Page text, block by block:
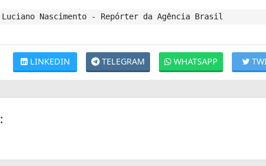
Luciano Nascimento - Repórter da Agência Brasil
WHATSAPP
TELEGRAM
LINKEDIN